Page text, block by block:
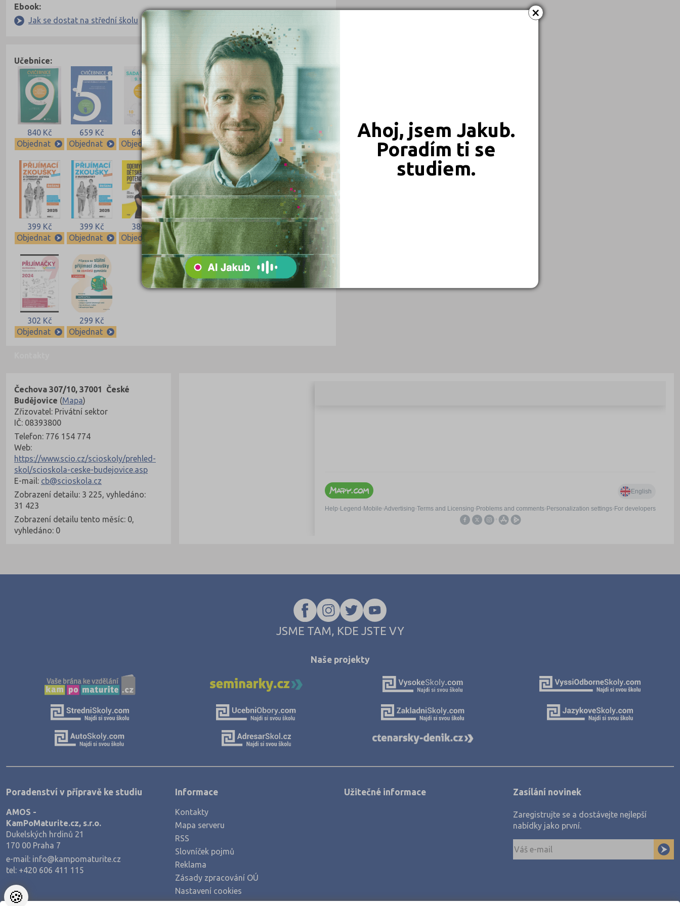
×
Ahoj, jsem Jakub.
Poradím ti se
studiem.
Ebook:
Jak se dostat na střední školu
Učebnice:
840 Kč
Objednat
659 Kč
Objednat
640 Kč
Objednat
640 Kč
Objednat
549 Kč
Objednat
450 Kč
Objednat
399 Kč
Objednat
399 Kč
Objednat
389 Kč
Objednat
339 Kč
Objednat
339 Kč
Objednat
331 Kč
Objednat
302 Kč
Objednat
299 Kč
Objednat
Čechova 307/10, 37001 České
Budějovice (Mapa)
Zřizovatel: Privátní sektor
IČ: 08393800
Telefon: 776 154 774
Web:
https://www.scio.cz/scioskoly/prehled-
skol/scioskola-ceske-budejovice.asp
E-mail: cb@scioskola.cz
Zobrazení detailu: 3 225, vyhledáno:
31 423
Zobrazení detailu tento měsíc: 0,
vyhledáno: 0
JSME TAM, KDE JSTE VY
Naše projekty
Poradenství v přípravě ke studiu
AMOS -
KamPoMaturite.cz, s.r.o.
Dukelských hrdinů 21
170 00 Praha 7
e-mail: info@kampomaturite.cz
tel: +420 606 411 115
Informace
Kontakty
Mapa serveru
RSS
Slovníček pojmů
Reklama
Zásady zpracování OÚ
Nastavení cookies
Užitečné informace Zasílání novinek
Zaregistrujte se a dostávejte nejlepší
nabídky jako první.
🍪